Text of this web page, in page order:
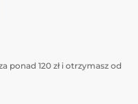
ponad 120 zł i otrzymasz od